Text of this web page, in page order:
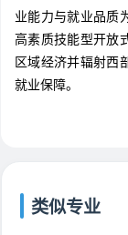
业能力与就业品质
高素质技能型开放
区域经济并辐射西
就业保障。
类似专业